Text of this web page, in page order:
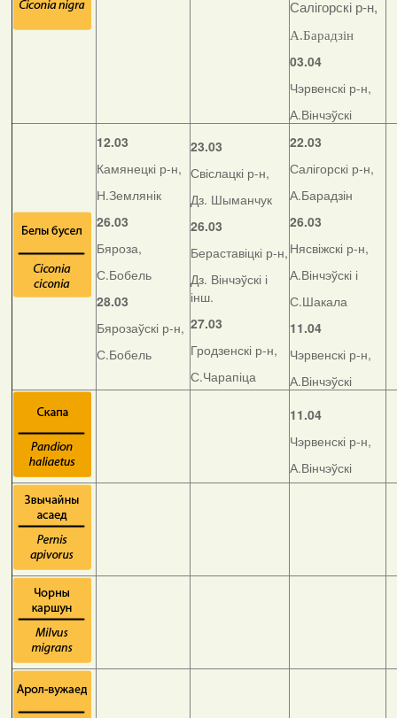
Салігорскі р-н,
А.Барадзін
03.04
Чэрвенскі р-н,
А.Вінчэўскі
12.03
Камянецкі р-н,
Н.Землянік
26.03
Бяроза,
С.Бобель
28.03
Бярозаўскі р-н,
С.Бобель
23.03
Свіслацкі р-н,
Дз. Шыманчук
26.03
Бераставіцкі р-н,
Дз. Вінчэўскі і
інш.
27.03
Гродзенскі р-н,
С.Чарапіца
22.03
Салігорскі р-н,
А.Барадзін
26.03
Нясвіжскі р-н,
А.Вінчэўскі і
С.Шакала
11.04
Чэрвенскі р-н,
А.Вінчэўскі
11.04
Чэрвенскі р-н,
А.Вінчэўскі